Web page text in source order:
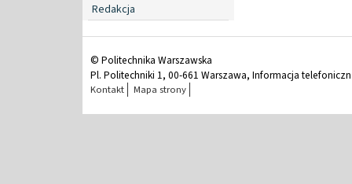
Redakcja
© Politechnika Warszawska
Pl. Politechniki 1, 00-661 Warszawa, Informacja
Kontakt Mapa strony